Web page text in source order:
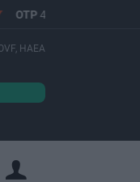
OTP46 600
HAEA